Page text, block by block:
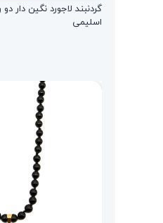
گردنبند لاجورد نگین دار
اسلیمی